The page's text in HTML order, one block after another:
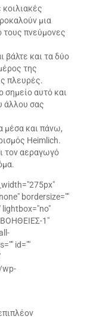
μια
τους πνεύμονες
βάλτε και τα δύο
της
πλευρές.
σημείο αυτό και
άλλου σας
μέσα και πάνω,
Heimlich.
τον αεραγωγό
bordersize=""
lightbox="no"
1"
id=""
wp-